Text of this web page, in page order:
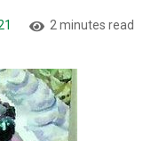
2 minutes read